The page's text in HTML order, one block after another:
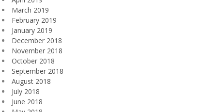
March 2019
February 2019
January 2019
December 2018
November 2018
October 2018
September 2018
August 2018
July 2018
June 2018